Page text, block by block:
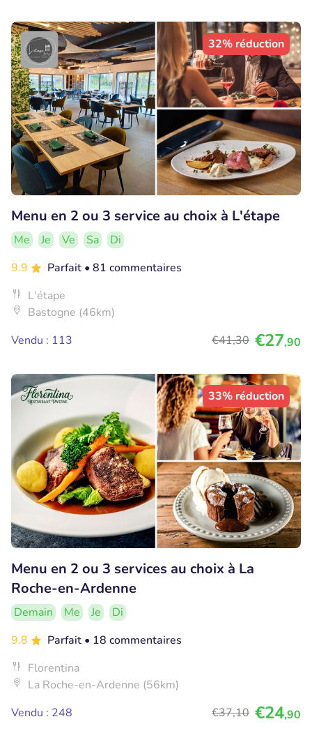
32% réduction
Menu en 2 ou 3 service au choix à L'étape
Me Je Ve Sa
Di
9.9
Parfait • 81 commentaires
L'étape
Bastogne (46km)
Vendu : 113
€41,30 €27,90
33% réduction
Menu en 2 ou 3 services au choix à La
Roche-en-Ardenne
Demain Me Je
Di
9.8
Parfait • 18 commentaires
Florentina
La Roche-en-Ardenne (56km)
Vendu : 248
€37,10 €24,90